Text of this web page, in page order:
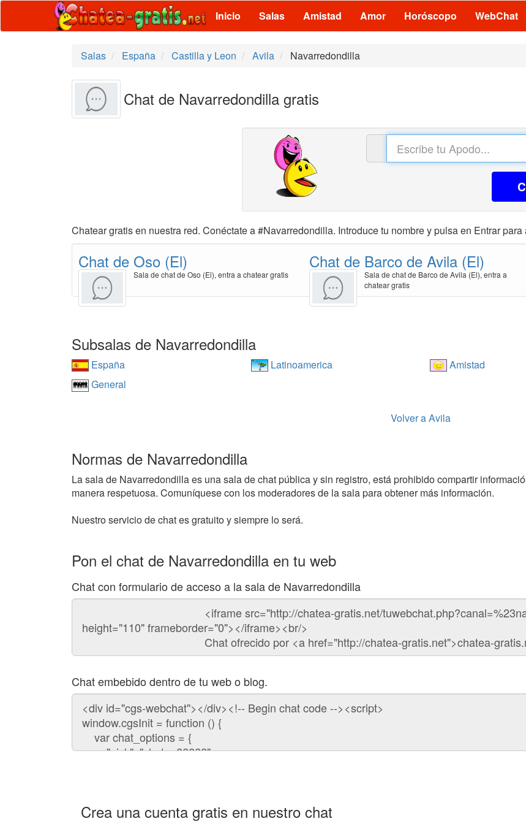
Inicio Salas Amistad Amor Horóscopo WebChat
Salas España Castilla y Leon Avila Navarredondilla
Chat de Navarredondilla gratis
Chatear gratis en nuestra red. Conéctate a #Navarredondilla. Introduce tu nombre y pulsa en Entrar
Chat de Oso (El)
Sala de chat de Oso (El), entra a chatear gratis
Chat de Barco de Avila (El)
Sala de chat de Barco de Avila (El), entra a
chatear gratis
Subsalas de Navarredondilla
España Latinoamerica Amistad
General
Volver a Avila
Normas de Navarredondilla
La sala de Navarredondilla es una sala de chat pública y sin registro, está prohibido compartir
manera respetuosa. Comuníquese con los moderadores de la sala para obtener más información.
Nuestro servicio de chat es gratuito y siempre lo será.
Pon el chat de Navarredondilla en tu web
Chat con formulario de acceso a la sala de Navarredondilla
Código
chat
Chat embebido dentro de tu web o blog.
Código
para
embeber
chat
Crea una cuenta gratis en nuestro chat